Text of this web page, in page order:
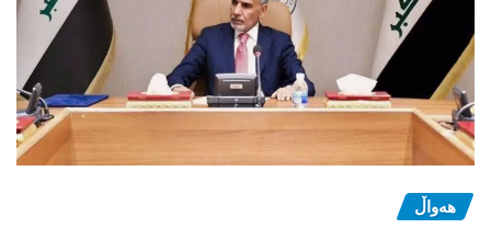
هەواڵ